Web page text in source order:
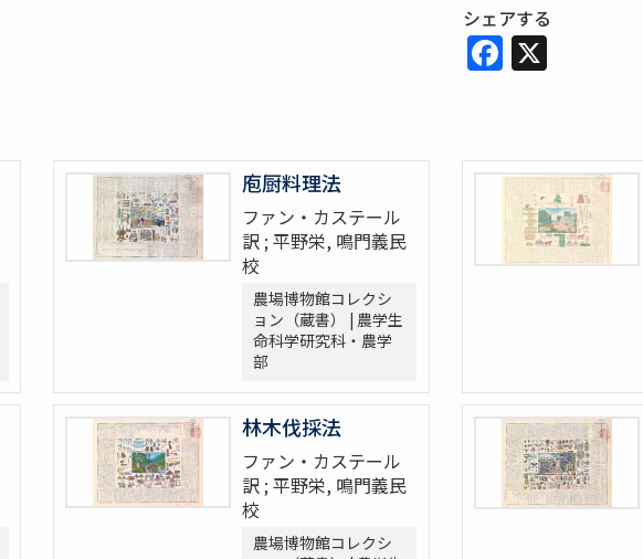
シェアする
Facebook
X
庖厨料理法
ファン・カステール
訳 ; 平野栄, 鳴門義民
校
農場博物館コレクシ
ョン（蔵書） | 農学生
命科学研究科・農学
部
林木伐採法
ファン・カステール
訳 ; 平野栄, 鳴門義民
校
農場博物館コレクシ